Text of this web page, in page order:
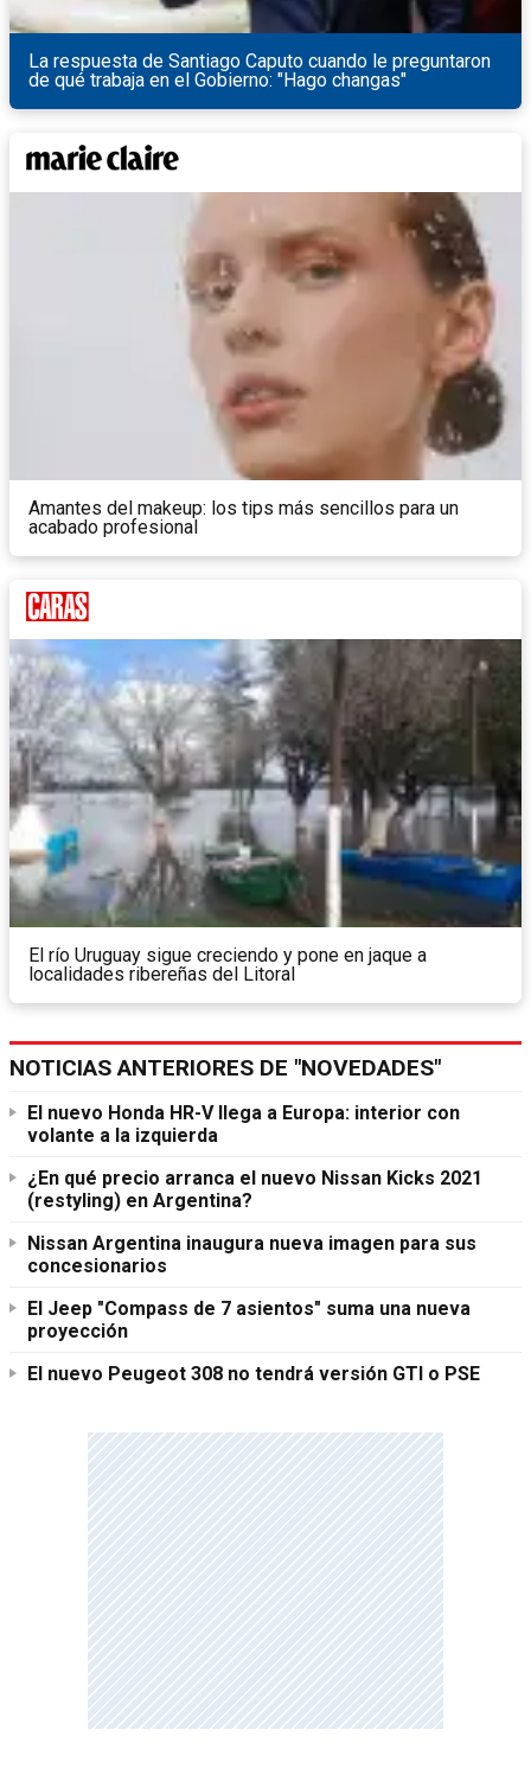
La respuesta de Santiago Caputo cuando le preguntaron
de qué trabaja en el Gobierno: "Hago changas"
Amantes del makeup: los tips más sencillos para un
acabado profesional
El río Uruguay sigue creciendo y pone en jaque a
localidades ribereñas del Litoral
NOTICIAS ANTERIORES DE "NOVEDADES"
El nuevo Honda HR-V llega a Europa: interior con
volante a la izquierda
¿En qué precio arranca el nuevo Nissan Kicks 2021
(restyling) en Argentina?
Nissan Argentina inaugura nueva imagen para sus
concesionarios
El Jeep "Compass de 7 asientos" suma una nueva
proyección
El nuevo Peugeot 308 no tendrá versión GTI o PSE